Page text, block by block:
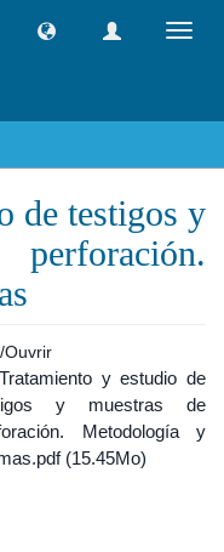
de testigos y
Ouvrir
Tratamiento y estudio de
y muestras de
Metodología y
(15.45Mo)